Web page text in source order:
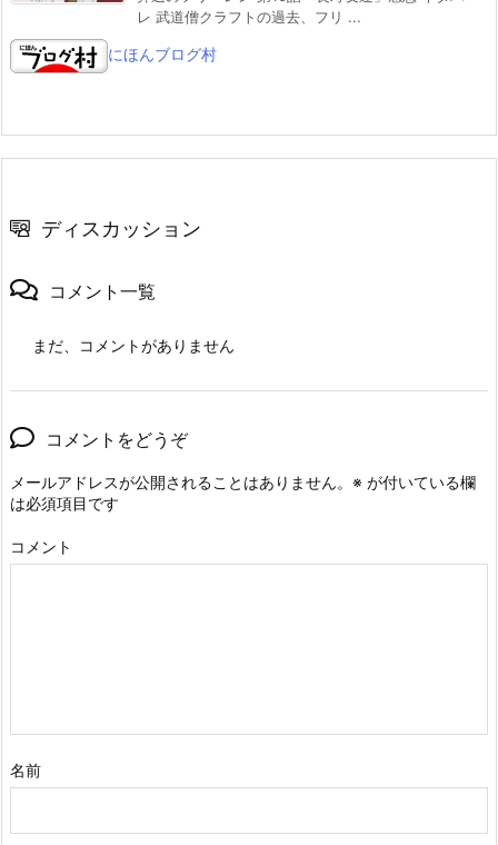
レ 武道僧クラフトの過去、フリ ...
にほんブログ村
ディスカッション
コメント一覧
まだ、コメントがありません
コメントをどうぞ
メールアドレスが公開されることはありません。 ※ が付いている欄
は必須項目です
コメント
名前